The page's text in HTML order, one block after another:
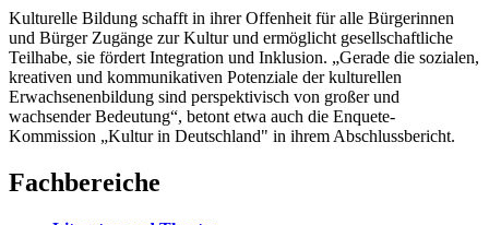
Kulturelle Bildung schafft in ihrer Offenheit für alle Bürgerinnen
und Bürger Zugänge zur Kultur und ermöglicht gesellschaftliche
Teilhabe, sie fördert Integration und Inklusion. „Gerade die sozialen,
kreativen und kommunikativen Potenziale der kulturellen
Erwachsenenbildung sind perspektivisch von großer und
wachsender Bedeutung“, betont etwa auch die Enquete-
Kommission „Kultur in Deutschland" in ihrem Abschlussbericht.
Fachbereiche